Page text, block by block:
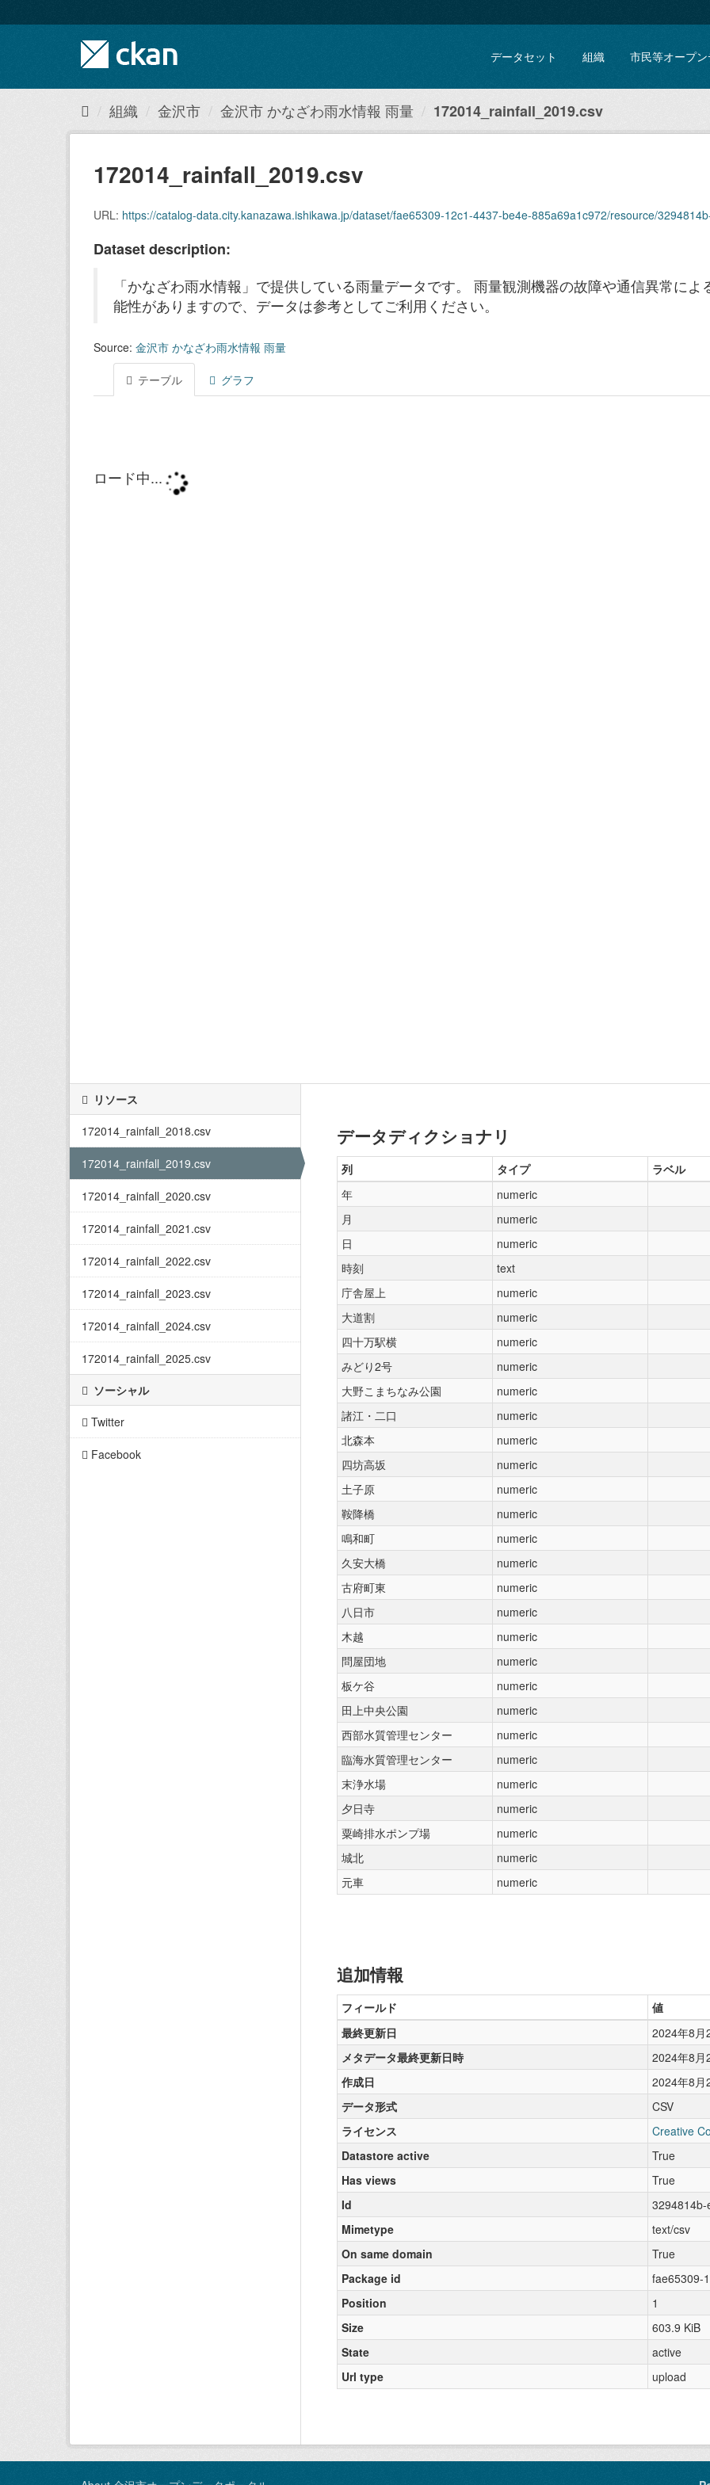
キ
て
データセット 組織 市民等オープ
組織 金沢市 金沢市 かなざわ雨水情報 雨量 172014_rainfall_2019.csv
172014_rainfall_2019.csv
URL: https://catalog-data.city.kanazawa.ishikawa.jp/dataset/fae65309-12c1-4437-be4e-885a69a1c972/resource/3294814b-e97d-479c-
Dataset description:
「かなざわ雨水情報」で提供している雨量データです。 雨量観測機器の故障や通信異常に
能性がありますので、データは参考としてご利用ください。
Source: 金沢市 かなざわ雨水情報 雨量
テーブル グラフ
リソース
172014_rainfall_2018.csv
172014_rainfall_2019.csv
172014_rainfall_2020.csv
172014_rainfall_2021.csv
172014_rainfall_2022.csv
172014_rainfall_2023.csv
172014_rainfall_2024.csv
172014_rainfall_2025.csv
ソーシャル
Twitter
Facebook
データディクショナリ
列 タイプ
ラベル
年
numeric
月
numeric
日
numeric
時刻
text
庁舎屋上
numeric
大道割
numeric
四十万駅横
numeric
みどり2号
numeric
大野こまちなみ公園
numeric
諸江・二口
numeric
北森本
numeric
四坊高坂
numeric
土子原
numeric
鞍降橋
numeric
鳴和町
numeric
久安大橋
numeric
古府町東
numeric
八日市
numeric
木越
numeric
問屋団地
numeric
板ケ谷
numeric
田上中央公園
numeric
西部水質管理センター
numeric
臨海水質管理センター
numeric
末浄水場
numeric
夕日寺
numeric
粟崎排水ポンプ場
numeric
城北
numeric
元車
numeric
追加情報
フィールド
値
最終更新日
2024年8月
メタデータ最終更新日時
2024年8月
作成日
2024年8月
データ形式
CSV
ライセンス
Creative
Datastore active
True
Has views
True
Id
Mimetype
text/csv
On same domain
True
Package id
fae65309-
Position
1
Size
603.9 KiB
State
active
Url type
upload